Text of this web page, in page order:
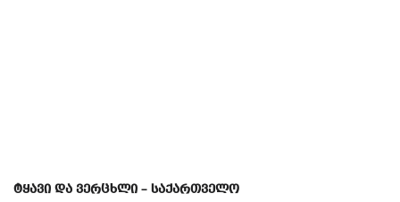
ტყავი და ვერცხლი – საქართველო